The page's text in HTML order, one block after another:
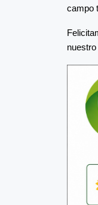
campo